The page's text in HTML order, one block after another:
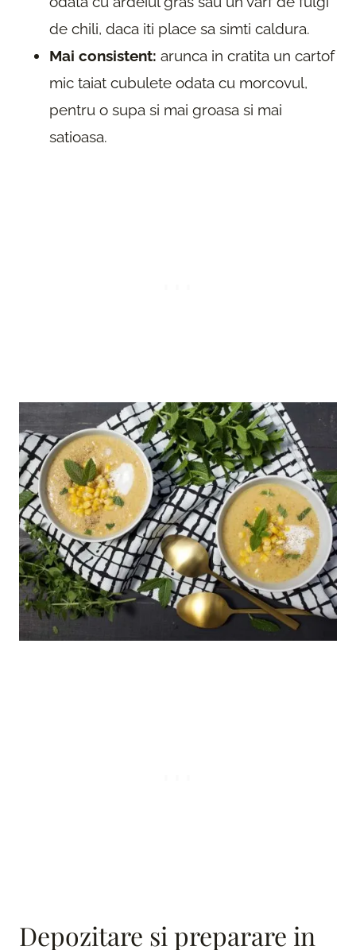
de chili, daca iti place sa simti caldura.
Mai consistent: arunca in cratita un cartof
mic taiat cubulete odata cu morcovul,
pentru o supa si mai groasa si mai
satioasa.
Depozitare si preparare in